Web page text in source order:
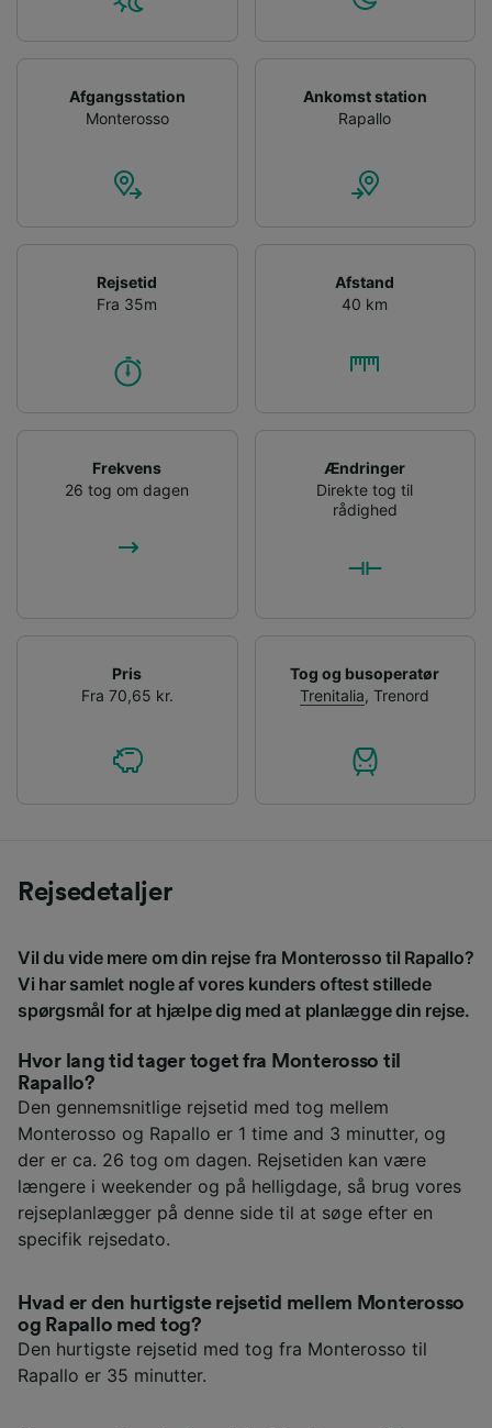
Afgangsstation
Monterosso
Ankomst station
Rapallo
Rejsetid
Fra 35m
Afstand
40 km
Frekvens
26 tog om dagen
Ændringer
Direkte tog til
rådighed
Pris
Fra 70,65 kr.
Tog og busoperatør
Trenitalia,Trenord
Rejsedetaljer
Vil du vide mere om din rejse fra Monterosso til Rapallo?
Vi har samlet nogle af vores kunders oftest stillede
spørgsmål for at hjælpe dig med at planlægge din rejse.
Hvor lang tid tager toget fra Monterosso til
Rapallo?
Den gennemsnitlige rejsetid med tog mellem
Monterosso og Rapallo er 1 time and 3 minutter, og
der er ca. 26 tog om dagen. Rejsetiden kan være
længere i weekender og på helligdage, så brug vores
rejseplanlægger på denne side til at søge efter en
specifik rejsedato.
Hvad er den hurtigste rejsetid mellem Monterosso
og Rapallo med tog?
Den hurtigste rejsetid med tog fra Monterosso til
Rapallo er 35 minutter.